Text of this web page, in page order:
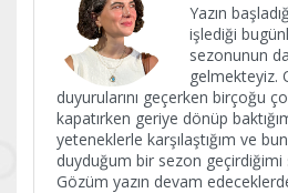
Yazın
işlediği
sezonunun
gelmekteyiz.
duyurularını geçerken birçoğu
kapatırken geriye dönüp
yeteneklerle karşılaştığım ve
duyduğum bir sezon geçirdiğimi
Gözüm yazın devam